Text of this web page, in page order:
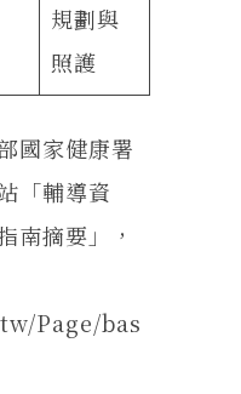
規劃與
照護
國家健康署
「輔導資
南摘要」，
Page/bas